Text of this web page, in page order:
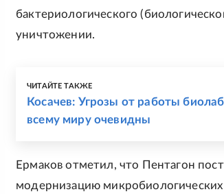
бактериологического
уничтожении.
ЧИТАЙТЕ ТАКЖЕ
Косачев: Угрозы от работы
всему миру очевидны
Ермаков отметил, что Пентагон
модернизацию